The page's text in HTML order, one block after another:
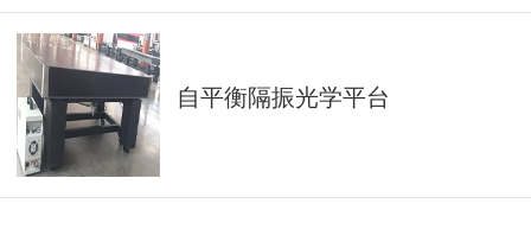
自平衡隔振光学平台